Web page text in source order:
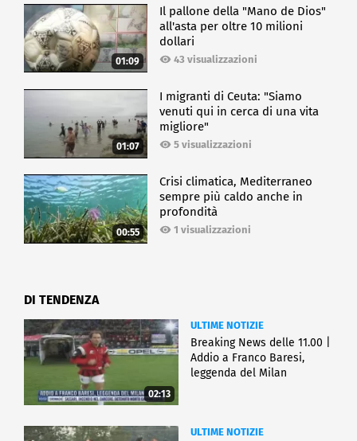
01:09
Il pallone della "Mano de Dios"
all'asta per oltre 10 milioni
dollari
43 visualizzazioni
01:07
I migranti di Ceuta: "Siamo
venuti qui in cerca di una vita
migliore"
5 visualizzazioni
00:55
Crisi climatica, Mediterraneo
sempre più caldo anche in
profondità
1 visualizzazioni
DI TENDENZA
02:13
ULTIME NOTIZIE
Breaking News delle 11.00 |
Addio a Franco Baresi,
leggenda del Milan
ULTIME NOTIZIE